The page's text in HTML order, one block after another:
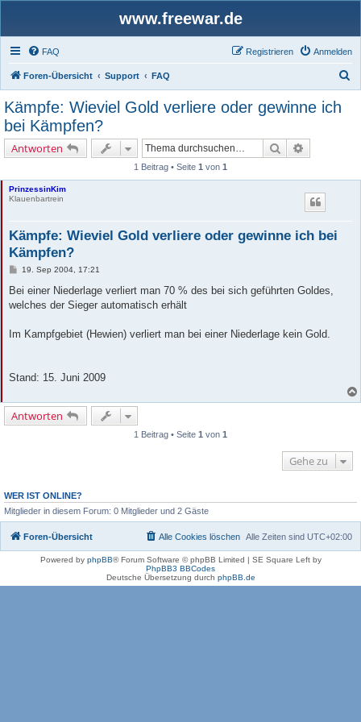
www.freewar.de
FAQ Anmelden
Registrieren
Foren-Übersicht Support FAQ
Kämpfe: Wieviel Gold verliere oder gewinne ich
bei Kämpfen?
Antworten Suche
1 Beitrag • Seite 1 von 1
PrinzessinKim
Klauenbartrein
Kämpfe: Wieviel Gold verliere oder gewinne ich bei
Kämpfen?
B
i
r
19. Sep 2004, 17:21
Bei einer Niederlage verliert man 70 % des bei sich geführten Goldes,
welches der Sieger automatisch erhält
Im Kampfgebiet (Hewien) verliert man bei einer Niederlage kein Gold.
Stand: 15. Juni 2009
Antworten
1 Beitrag • Seite 1 von 1
Gehe zu
WER IST ONLINE?
Mitglieder in diesem Forum: 0 Mitglieder und 2 Gäste
Foren-Übersicht Alle Zeiten sind UTC+02:00
Alle Cookies löschen
Powered by phpBB® Forum Software © phpBB Limited | SE Square Left by
PhpBB3 BBCodes
Deutsche Übersetzung durch phpBB.de